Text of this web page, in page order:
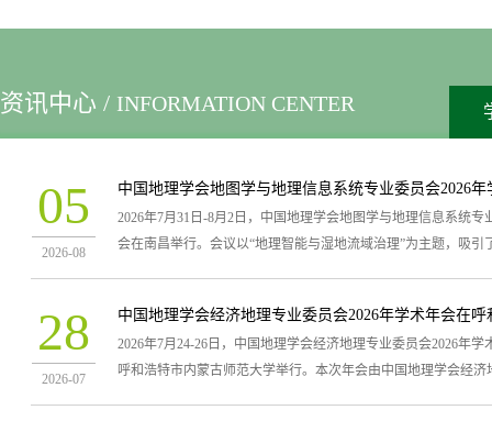
资讯中心 / INFORMATION CENTER
05
2026-08
2026年7月31日-8月2日，中国地理学会地图学与地理信息系统专
会在南昌举行。会议以“地理智能与湿地流域治理”为主题，吸引
28
2026-07
中国地理学会经济地理专业委员会2026年学术年会在呼
2026年7月24-26日，中国地理学会经济地理专业委员会2026年
呼和浩特市内蒙古师范大学举行。本次年会由中国地理学会经
冰川冻土 干旱区地理 寒旱区科学